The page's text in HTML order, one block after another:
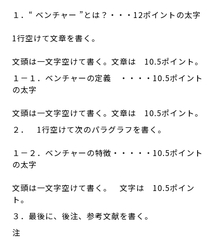
１．“ ベンチャー ”とは？・・・12ポイントの太字
1行空けて文章を書く。
文頭は一文字空けて書く。文章は 10.5ポイント。
１－１．ベンチャーの定義 ・・・・10.5ポイント
の太字
文頭は一文字空けて書く。文章は 10.5ポイント。
２． 1行空けて次のパラグラフを書く。
１－２．ベンチャーの特徴・・・・・10.5ポイント
の太字
文頭は一文字空けて書く。 文字は 10.5ポイン
ト。
３．最後に、後注、参考文献を書く。
注